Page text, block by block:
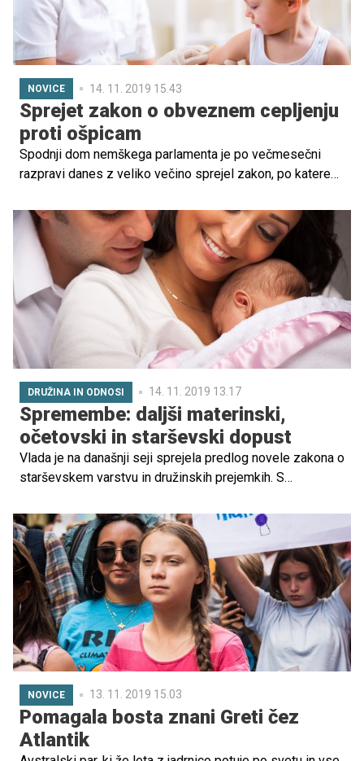
NOVICE 14. 11. 2019 15.43
Sprejet zakon o obveznem cepljenju
proti ošpicam
Spodnji dom nemškega parlamenta je po večmesečni
razpravi danes z veliko večino sprejel zakon, po katerem
leto obvezno cepljenje proti ošpicam. Za tiste, ki nove
zakonodaje ne bodo spoštovali, so predvidene denarne
kazni do 2500 evrov, poroča nemška tiskovna agencija
DRUŽINA IN ODNOSI 14. 11. 2019 13.17
Spremembe: daljši materinski,
očetovski in starševski dopust
Vlada je na današnji seji sprejela predlog novele zakona o
starševskem varstvu in družinskih prejemkih. S
starševski dopust, izboljšuje položaj družin, kjer je mati
ob rojstvu nezaposlena, ter izboljšuje položaj študentskih
družin, je vlada zapisala na Twitterju.
NOVICE 13. 11. 2019 15.03
Pomagala bosta znani Greti čez
Atlantik